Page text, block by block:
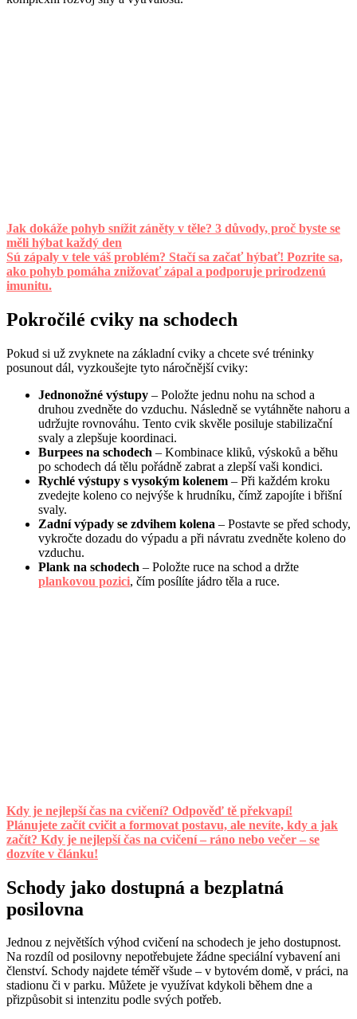
Jak dokáže pohyb snížit záněty v těle? 3 důvody, proč byste se
měli hýbat každý den
Sú zápaly v tele váš problém? Stačí sa začať hýbať! Pozrite sa,
ako pohyb pomáha znižovať zápal a podporuje prirodzenú
imunitu.
Pokročilé cviky na schodech
Pokud si už zvyknete na základní cviky a chcete své tréninky
posunout dál, vyzkoušejte tyto náročnější cviky:
Jednonožné výstupy – Položte jednu nohu na schod a
druhou zvedněte do vzduchu. Následně se vytáhněte nahoru a
udržujte rovnováhu. Tento cvik skvěle posiluje stabilizační
svaly a zlepšuje koordinaci.
Burpees na schodech – Kombinace kliků, výskoků a běhu
po schodech dá tělu pořádně zabrat a zlepší vaši kondici.
Rychlé výstupy s vysokým kolenem – Při každém kroku
zvedejte koleno co nejvýše k hrudníku, čímž zapojíte i břišní
svaly.
Zadní výpady se zdvihem kolena – Postavte se před schody,
vykročte dozadu do výpadu a při návratu zvedněte koleno do
vzduchu.
Plank na schodech – Položte ruce na schod a držte
plankovou pozici, čím posílíte jádro těla a ruce.
Kdy je nejlepší čas na cvičení? Odpověď tě překvapí!
Plánujete začít cvičit a formovat postavu, ale nevíte, kdy a jak
začít? Kdy je nejlepší čas na cvičení – ráno nebo večer – se
dozvíte v článku!
Schody jako dostupná a bezplatná
posilovna
Jednou z největších výhod cvičení na schodech je jeho dostupnost.
Na rozdíl od posilovny nepotřebujete žádne speciální vybavení ani
členství. Schody najdete téměř všude – v bytovém domě, v práci, na
stadionu či v parku. Můžete je využívat kdykoli během dne a
přizpůsobit si intenzitu podle svých potřeb.